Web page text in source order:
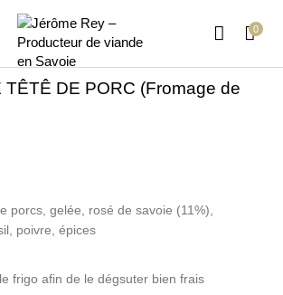
0
de porc
TÊTÊ DE PORC (Fromage de
porcs, gelée, rosé de savoie (11%),
poivre, épices
frigo afin de le dégsuter bien frais